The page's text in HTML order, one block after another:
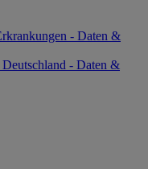
- Daten &
- Daten &